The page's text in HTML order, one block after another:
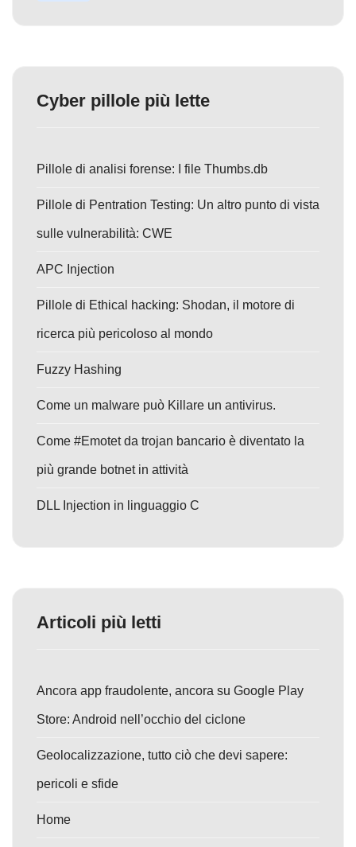
Cyber pillole più lette
Pillole di analisi forense: I file Thumbs.db
Pillole di Pentration Testing: Un altro punto di vista
sulle vulnerabilità: CWE
APC Injection
Pillole di Ethical hacking: Shodan, il motore di
ricerca più pericoloso al mondo
Fuzzy Hashing
Come un malware può Killare un antivirus.
Come #Emotet da trojan bancario è diventato la
più grande botnet in attività
DLL Injection in linguaggio C
Articoli più letti
Ancora app fraudolente, ancora su Google Play
Store: Android nell’occhio del ciclone
Geolocalizzazione, tutto ciò che devi sapere:
pericoli e sfide
Home